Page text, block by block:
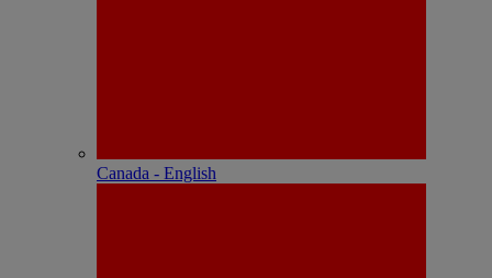
Canada - English